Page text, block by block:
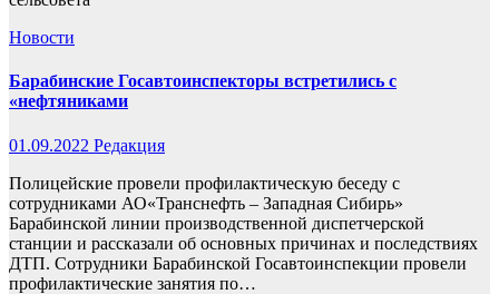
Новости
Барабинские Госавтоинспекторы встретились с
«нефтяниками
01.09.2022 Редакция
Полицейские провели профилактическую беседу с
сотрудниками АО«Транснефть – Западная Сибирь»
Барабинской линии производственной диспетчерской
станции и рассказали об основных причинах и последствиях
ДТП. Сотрудники Барабинской Госавтоинспекции провели
профилактические занятия по…